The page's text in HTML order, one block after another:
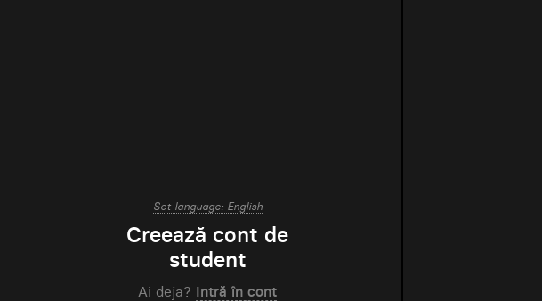
Set language: English
Creează cont de
student
Ai deja? Intră în cont